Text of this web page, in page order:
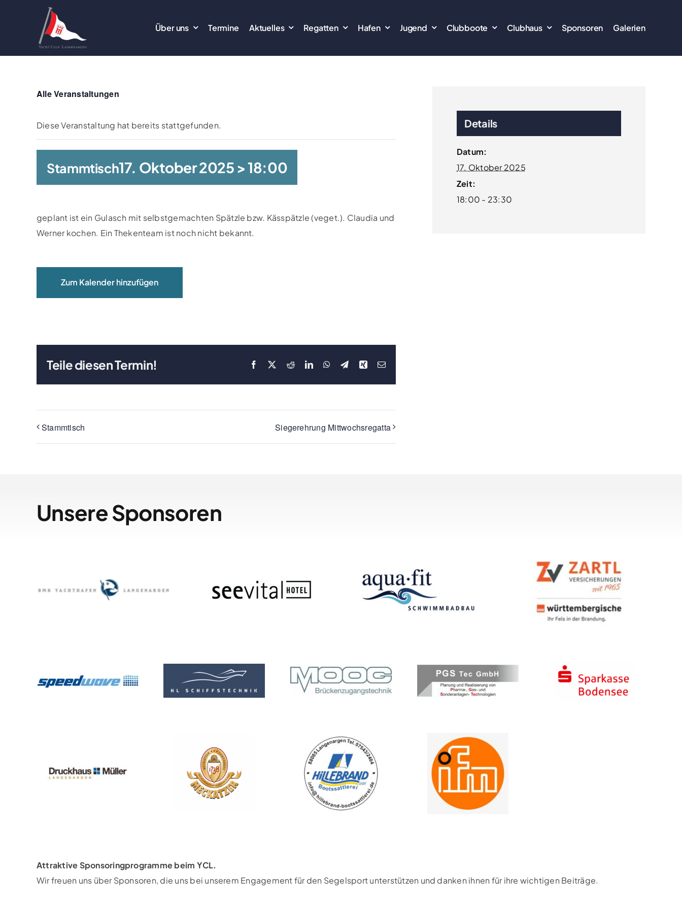
Über uns Termine Aktuelles Regatten Hafen Jugend Clubboote Clubhaus Sponsoren Galerien
Alle Veranstaltungen
Diese Veranstaltung hat bereits stattgefunden.
Stammtisch17. Oktober 2025 > 18:00
geplant ist ein Gulasch mit selbstgemachten Spätzle bzw. Kässpätzle (veget.). Claudia und
Werner kochen. Ein Thekenteam ist noch nicht bekannt.
Zum Kalender hinzufügen
Teile diesen Termin! Facebook RedditLinkedInWhatsApp
Telegram
Xing E-
Stammtisch Siegerehrung Mittwochsregatta
Details
Datum:
17. Oktober 2025
Zeit:
18:00 - 23:30
Unsere Sponsoren
Attraktive Sponsoringprogramme beim YCL.
Wir freuen uns über Sponsoren, die uns bei unserem Engagement für den Segelsport unterstützen und danken ihnen für ihre wichtigen Beiträge.